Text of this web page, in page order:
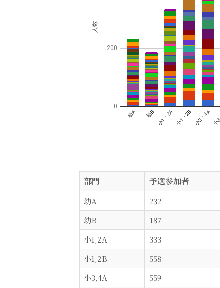
部門 予選参加者
幼A 232
幼B
187
小1,2A
333
小1,2B
558
小3,4A
559